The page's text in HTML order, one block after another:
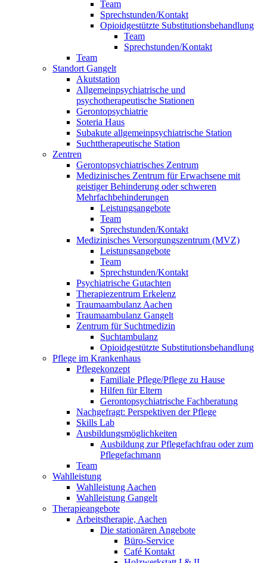
Team
Sprechstunden/Kontakt
Opioidgestützte Substitutionsbehandlung
Team
Sprechstunden/Kontakt
Team
Standort Gangelt
Akutstation
Allgemeinpsychiatrische und
psychotherapeutische Stationen
Gerontopsychiatrie
Soteria Haus
Subakute allgemeinpsychiatrische Station
Suchttherapeutische Station
Zentren
Gerontopsychiatrisches Zentrum
Medizinisches Zentrum für Erwachsene mit
geistiger Behinderung oder schweren
Mehrfachbehinderungen
Leistungsangebote
Team
Sprechstunden/Kontakt
Medizinisches Versorgungszentrum (MVZ)
Leistungsangebote
Team
Sprechstunden/Kontakt
Psychiatrische Gutachten
Therapiezentrum Erkelenz
Traumaambulanz Aachen
Traumaambulanz Gangelt
Zentrum für Suchtmedizin
Suchtambulanz
Opioidgestützte Substitutionsbehandlung
Pflege im Krankenhaus
Pflegekonzept
Familiale Pflege/Pflege zu Hause
Hilfen für Eltern
Gerontopsychiatrische Fachberatung
Nachgefragt: Perspektiven der Pflege
Skills Lab
Ausbildungsmöglichkeiten
Ausbildung zur Pflegefachfrau oder zum
Pflegefachmann
Team
Wahlleistung
Wahlleistung Aachen
Wahlleistung Gangelt
Therapieangebote
Arbeitstherapie, Aachen
Die stationären Angebote
Büro-Service
Café Kontakt